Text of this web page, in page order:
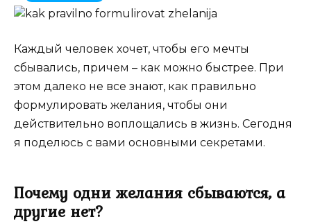
Каждый человек хочет, чтобы его мечты
сбывались, причем – как можно быстрее. При
этом далеко не все знают, как правильно
формулировать желания, чтобы они
действительно воплощались в жизнь. Сегодня
я поделюсь с вами основными секретами.
Почему одни желания сбываются, а
другие нет?